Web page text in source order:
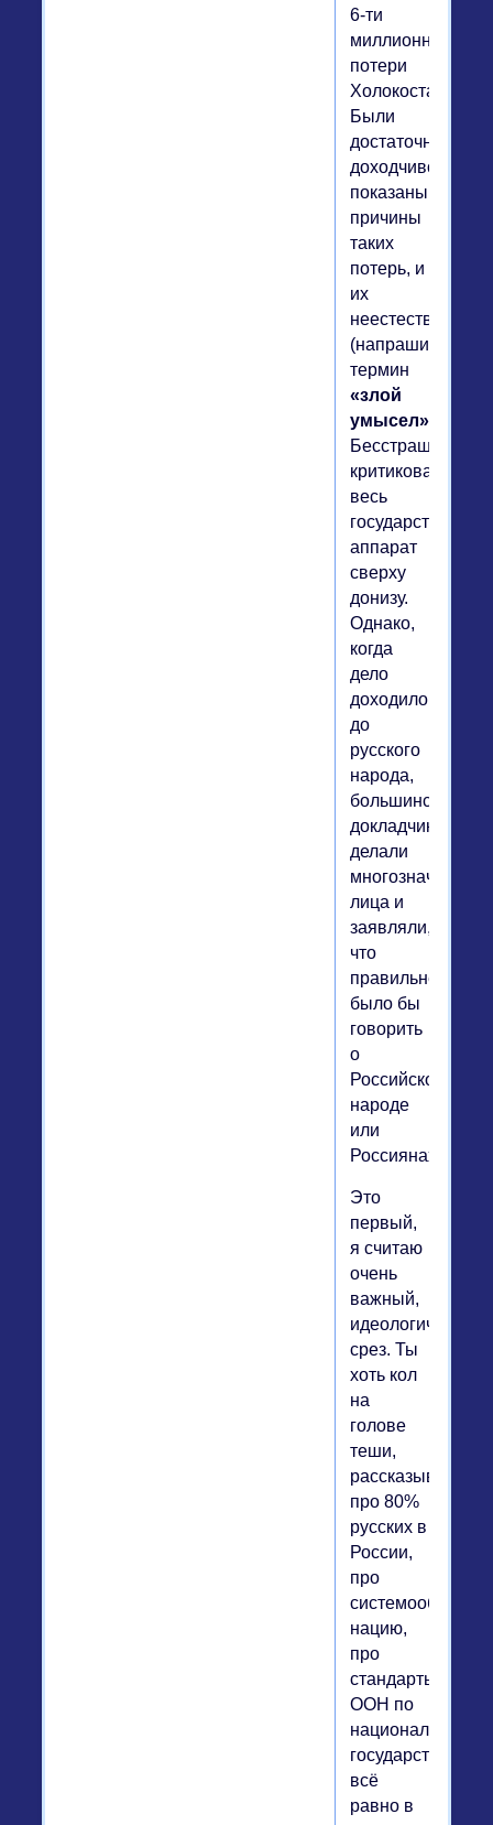
6-ти
миллионные
потери
Холокоста!
Были
достаточно
доходчиво
показаны
причины
таких
потерь, и
их
(напрашивается
термин
«злой
умысел»
Бесстрашно
критиковался
весь
государственный
аппарат
сверху
донизу.
Однако,
когда
дело
доходило
до
русского
народа,
большинство
докладчиков
делали
лица и
заявляли,
что
правильнее
было бы
говорить
о
Российском
народе
или
Россиянах.
Это
первый,
я считаю
очень
важный,
идеологический
срез. Ты
хоть кол
на
голове
теши,
рассказывай
про 80%
русских в
России,
про
нацию,
про
стандарты
ООН по
национальным
государствам,
всё
равно в